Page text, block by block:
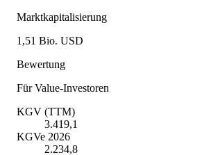
Marktkapitalisierung
1,51 Bio. USD
Bewertung
Für Value-Investoren
KGV (TTM)
3.419,1
KGVe 2026
2.234,8